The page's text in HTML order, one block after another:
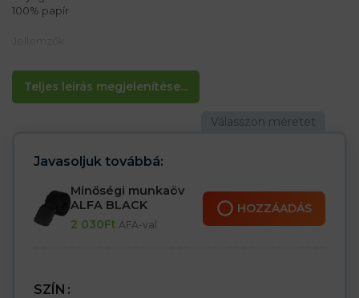
Teljes leírás megjelenítése...
100% papír
– Éttermekben és cukrászdákban használják
– 100 darab egy csomagban
Javasoljuk továbbá:
Minőségi munkaöv
ALFA BLACK
2 030Ft ÁFA-val
HOZZÁADÁS
SZÍN